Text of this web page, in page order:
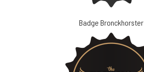
Badge Bronckhorster